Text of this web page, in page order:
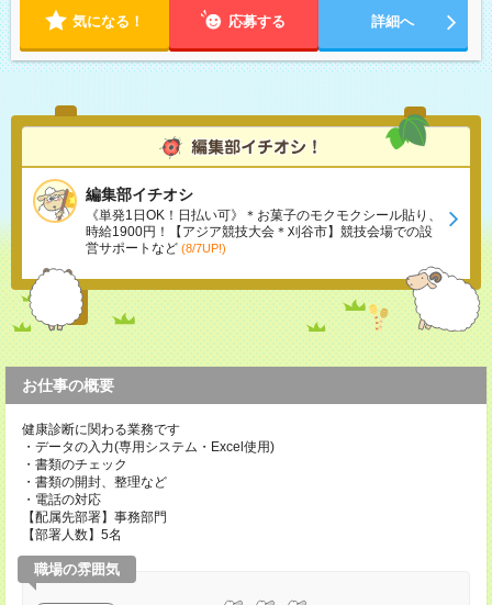
気になる！ 応募する 詳細へ
編集部イチオシ
《単発1日OK！日払い可》＊お菓子のモクモクシール貼り、
時給1900円！【アジア競技大会＊刈谷市】競技会場での設
営サポートなど (8/7UP!)
お仕事の概要
健康診断に関わる業務です
・データの入力(専用システム・Excel使用)
・書類のチェック
・書類の開封、整理など
・電話の対応
【配属先部署】事務部門
【部署人数】5名
職場の雰囲気